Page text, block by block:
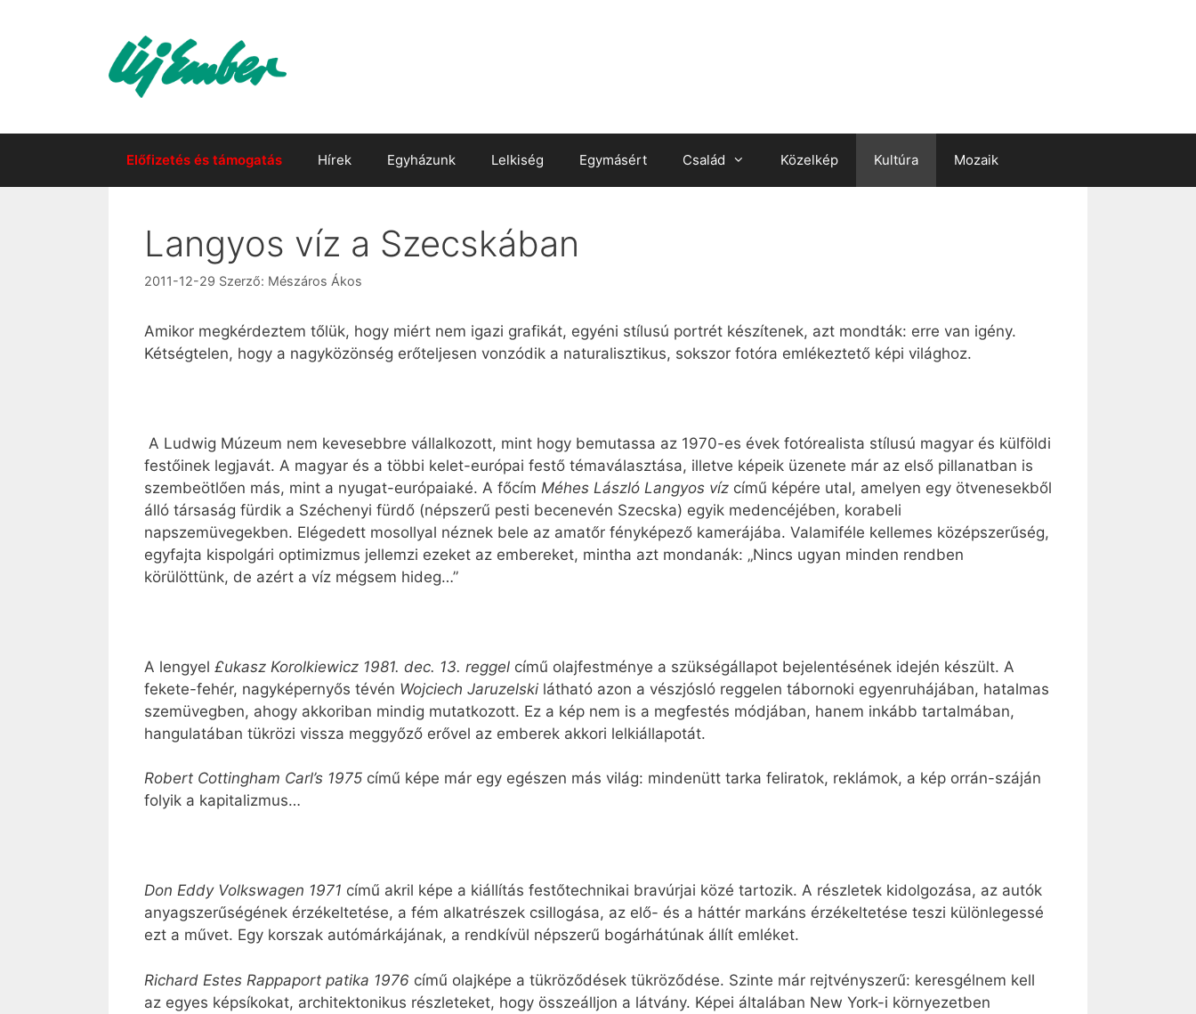
Előfizetés és támogatás Hírek Egyházunk Lelkiség Egymásért Család Közelkép Kultúra Mozaik
Langyos víz a Szecskában
2011-12-29 Szerző: Mészáros Ákos
Amikor megkérdeztem tőlük, hogy miért nem igazi grafikát, egyéni stílusú portrét készítenek, azt mondták: erre van igény.
Kétségtelen, hogy a nagyközönség erőteljesen vonzódik a naturalisztikus, sokszor fotóra emlékeztető képi világhoz.
A Ludwig Múzeum nem kevesebbre vállalkozott, mint hogy bemutassa az 1970-es évek fotórealista stílusú magyar és külföldi
festőinek legjavát. A magyar és a többi kelet-európai festő témaválasztása, illetve képeik üzenete már az első pillanatban is
szembeötlően más, mint a nyugat-európaiaké. A főcím Méhes László Langyos víz című képére utal, amelyen egy ötvenesekből
álló társaság fürdik a Széchenyi fürdő (népszerű pesti becenevén Szecska) egyik medencéjében, korabeli
napszemüvegekben. Elégedett mosollyal néznek bele az amatőr fényképező kamerájába. Valamiféle kellemes középszerűség,
egyfajta kispolgári optimizmus jellemzi ezeket az embereket, mintha azt mondanák: „Nincs ugyan minden rendben
körülöttünk, de azért a víz mégsem hideg…”
A lengyel £ukasz Korolkiewicz 1981. dec. 13. reggel című olajfestménye a szükségállapot bejelentésének idején készült. A
fekete-fehér, nagyképernyős tévén Wojciech Jaruzelski látható azon a vészjósló reggelen tábornoki egyenruhájában, hatalmas
szemüvegben, ahogy akkoriban mindig mutatkozott. Ez a kép nem is a megfestés módjában, hanem inkább tartalmában,
hangulatában tükrözi vissza meggyőző erővel az emberek akkori lelkiállapotát.
Robert Cottingham Carl’s 1975 című képe már egy egészen más világ: mindenütt tarka feliratok, reklámok, a kép orrán-száján
folyik a kapitalizmus…
Don Eddy Volkswagen 1971 című akril képe a kiállítás festőtechnikai bravúrjai közé tartozik. A részletek kidolgozása, az autók
anyagszerűségének érzékeltetése, a fém alkatrészek csillogása, az elő- és a háttér markáns érzékeltetése teszi különlegessé
ezt a művet. Egy korszak autómárkájának, a rendkívül népszerű bogárhátúnak állít emléket.
Richard Estes Rappaport patika 1976 című olajképe a tükröződések tükröződése. Szinte már rejtvényszerű: keresgélnem kell
az egyes képsíkokat, architektonikus részleteket, hogy összeálljon a látvány. Képei általában New York-i környezetben